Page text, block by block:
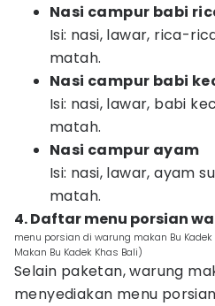
Nasi campur babi
Isi: nasi, lawar, rica-
matah.
Nasi campur babi
Isi: nasi, lawar, babi
matah.
Nasi campur ayam
Isi: nasi, lawar, ayam
matah.
4. Daftar menu porsian
menu porsian di warung makan Bu
Makan Bu Kadek Khas Bali)
Selain paketan, warung
menyediakan menu